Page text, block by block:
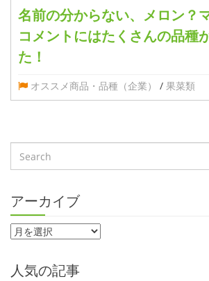
名前の分からない、メロン？
コメントにはたくさんの品種
た！
オススメ商品・品種（企業） / 果菜類
アーカイブ
人気の記事